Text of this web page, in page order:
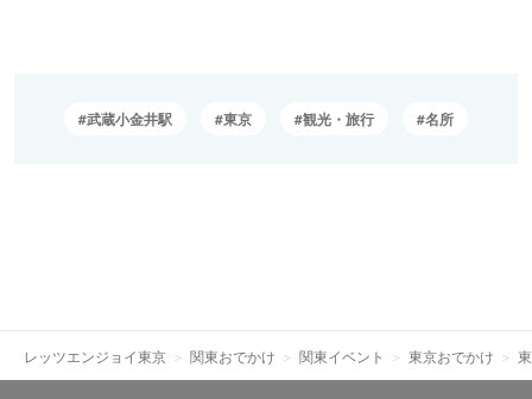
武蔵小金井駅 東京 観光・旅行 名所
レッツエンジョイ東京 関東おでかけ 関東イベント 東京おでかけ